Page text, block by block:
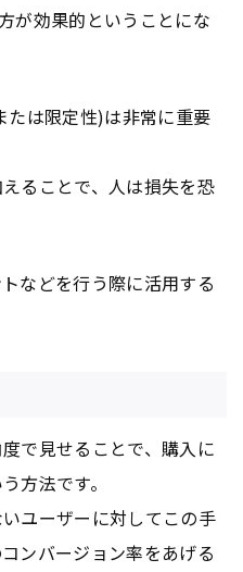
が効果的ということにな
たは限定性)は非常に重要
ることで、人は損失を恐
などを行う際に活用する
で見せることで、購入に
方法です。
ユーザーに対してこの手
ンバージョン率をあげる